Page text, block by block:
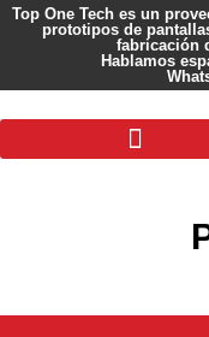
Top One Tech es un
prototipos de
fabricación
Hablamos